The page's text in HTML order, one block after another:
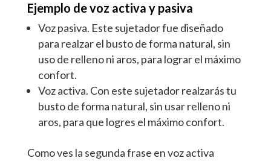
Ejemplo de voz activa y pasiva
Voz pasiva. Este sujetadorfue diseñado
para realzar el busto de forma natural, sin
uso de relleno ni aros, para lograr el máximo
confort.
Voz activa. Con este sujetadorrealzarástu
busto de forma natural, sin usar relleno ni
aros, para que logres el máximo confort.
Como ves la segunda frase en voz activa